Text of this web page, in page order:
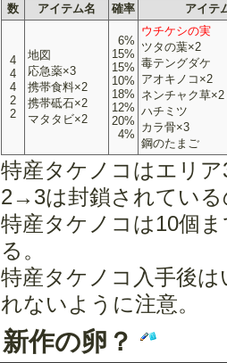
数
アイテム名 確率 アイテ
4
4
4
2
2
地図
応急薬×3
携帯食料×2
携帯砥石×2
マタタビ×2
6%
15%
15%
10%
18%
12%
20%
4%
ウチケシの実
ツタの葉×2
毒テングダケ
アオキノコ×2
ネンチャク草×2
ハチミツ
カラ骨×3
鋼のたまご
特産タケノコはエリ
2→3は封鎖されている
特産タケノコは10個
る。
特産タケノコ入手後
れないように注意。
新作の卵？